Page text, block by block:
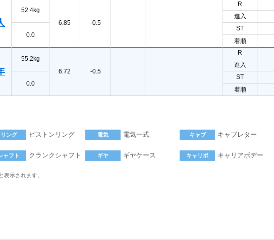
52.4kg
6.85
-0.5
R
進入
0.0
ST
着順
55.2kg
6.72
-0.5
R
進入
0.0
ST
着順
リング ピストンリング 電気 電気一式 キャブ キャブレター
ャフト クランクシャフト ギヤ ギヤケース キャリボ キャリアボデー
表示されます。